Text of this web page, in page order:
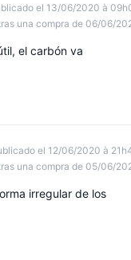
el 13/06/2020 à
una compra de 06/06/
el carbón va
el 12/06/2020 à
una compra de 05/06/
irregular de los